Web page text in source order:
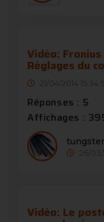
Vidéo:
Réglages du
21/04/2014
Réponses : 5
Affichages :
26/
Vidéo: Le